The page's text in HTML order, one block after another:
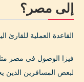
إلى مصر؟
القاعدة العملية للقارئ
فيزا الوصول في مصر
لبعض المسافرين الذين